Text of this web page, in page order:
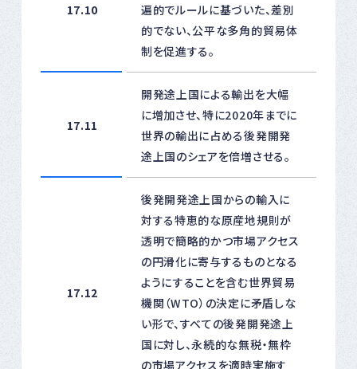
17.10
遍的でルールに基づいた、差別
的でない、公平な多角的貿易体
制を促進する。
17.11
開発途上国による輸出を大幅
に増加させ、特に2020年までに
世界の輸出に占める後発開発
途上国のシェアを倍増させる。
17.12
後発開発途上国からの輸入に
対する特恵的な原産地規則が
透明で簡略的かつ市場アクセス
の円滑化に寄与するものとなる
ようにすることを含む世界貿易
機関（WTO）の決定に矛盾しな
い形で、すべての後発開発途上
国に対し、永続的な無税・無枠
の市場アクセスを適時実施す